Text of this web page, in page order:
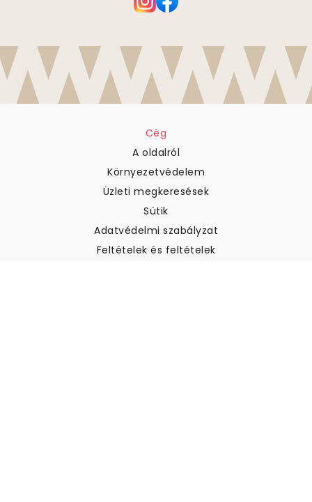
Cég
A oldalról
Környezetvédelem
Üzleti megkeresések
Sütik
Adatvédelmi szabályzat
Feltételek és feltételek